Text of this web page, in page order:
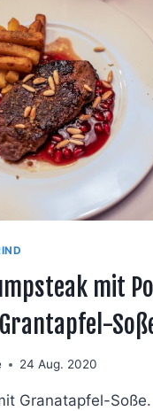
mit
24 Aug. 2020
Granatapfel-Soße.